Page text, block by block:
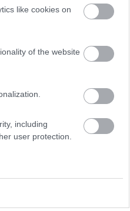
like cookies on
of the website
including
user protection.
...
maneggio co...